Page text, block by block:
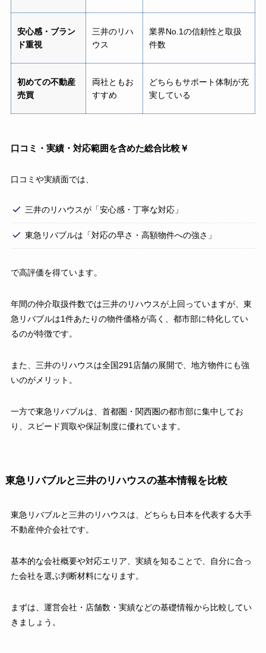
安心感・ブラン
ド重視
三井のリハ
ウス
業界No.1の信頼性と取扱
件数
初めての不動産
売買
両社ともお
すすめ
どちらもサポート体制が充
実している
口コミ・実績・対応範囲を含めた総合比較￥
口コミや実績面では、
三井のリハウスが「安心感・丁寧な対応」
東急リバブルは「対応の早さ・高額物件への強さ」
で高評価を得ています。
年間の仲介取扱件数では三井のリハウスが上回っていますが、東
急リバブルは1件あたりの物件価格が高く、都市部に特化してい
るのが特徴です。
また、三井のリハウスは全国291店舗の展開で、地方物件にも強
いのがメリット。
一方で東急リバブルは、首都圏・関西圏の都市部に集中してお
り、スピード買取や保証制度に優れています。
東急リバブルと三井のリハウスの基本情報を比較
東急リバブルと三井のリハウスは、どちらも日本を代表する大手
不動産仲介会社です。
基本的な会社概要や対応エリア、実績を知ることで、自分に合っ
た会社を選ぶ判断材料になります。
まずは、運営会社・店舗数・実績などの基礎情報から比較してい
きましょう。